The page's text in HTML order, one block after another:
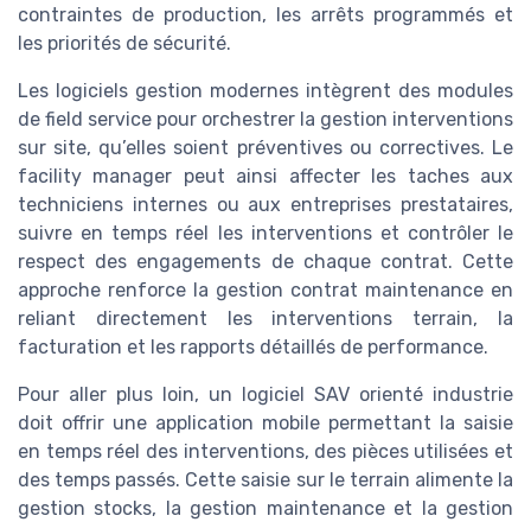
contraintes de production, les arrêts programmés et
les priorités de sécurité.
Les logiciels gestion modernes intègrent des modules
de field service pour orchestrer la gestion interventions
sur site, qu’elles soient préventives ou correctives. Le
facility manager peut ainsi affecter les taches aux
techniciens internes ou aux entreprises prestataires,
suivre en temps réel les interventions et contrôler le
respect des engagements de chaque contrat. Cette
approche renforce la gestion contrat maintenance en
reliant directement les interventions terrain, la
facturation et les rapports détaillés de performance.
Pour aller plus loin, un logiciel SAV orienté industrie
doit offrir une application mobile permettant la saisie
en temps réel des interventions, des pièces utilisées et
des temps passés. Cette saisie sur le terrain alimente la
gestion stocks, la gestion maintenance et la gestion